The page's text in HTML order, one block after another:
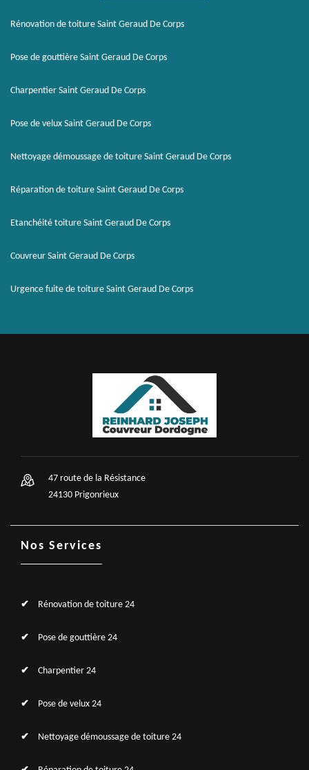
Rénovation de toiture Saint Geraud De Corps
Pose de gouttière Saint Geraud De Corps
Charpentier Saint Geraud De Corps
Pose de velux Saint Geraud De Corps
Nettoyage démoussage de toiture Saint Geraud De Corps
Réparation de toiture Saint Geraud De Corps
Etanchéité toiture Saint Geraud De Corps
Couvreur Saint Geraud De Corps
Urgence fuite de toiture Saint Geraud De Corps
47 route de la Résistance
24130 Prigonrieux
Nos Services
Rénovation de toiture 24
Pose de gouttière 24
Charpentier 24
Pose de velux 24
Nettoyage démoussage de toiture 24